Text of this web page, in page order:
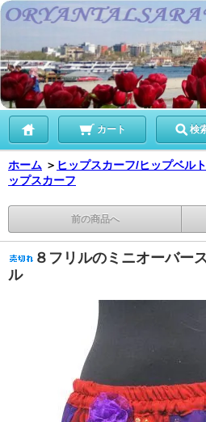
カート 検
ホーム ＞ ヒップスカーフ/ヒップベルト
ップスカーフ
前の商品へ
８フリルのミニオーバ
ル